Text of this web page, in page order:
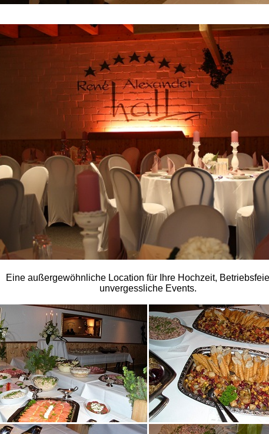
Eine außergewöhnliche Location für Ihre Hochzeit,
unvergessliche Events.